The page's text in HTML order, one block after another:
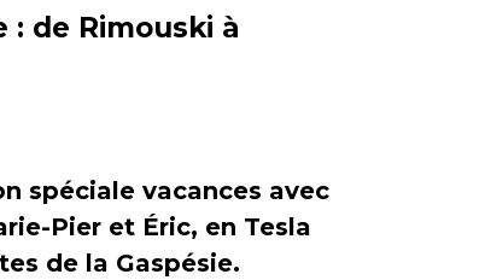
: de Rimouski à
spéciale vacances avec
Pier et Éric, en Tesla
de la Gaspésie.